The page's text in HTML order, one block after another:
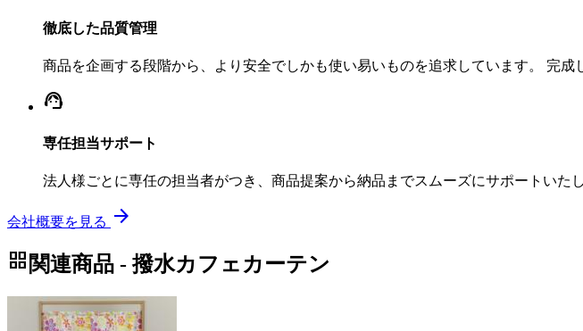
徹底した品質管理
商品を企画する段階から、より安全でしかも使い易いものを追求しています。 完
support_agent
専任担当サポート
法人様ごとに専任の担当者がつき、商品提案から納品までスムーズにサポートいたし
会社概要を見る arrow_forward
grid_view 関連商品 - 撥水カフェカーテン